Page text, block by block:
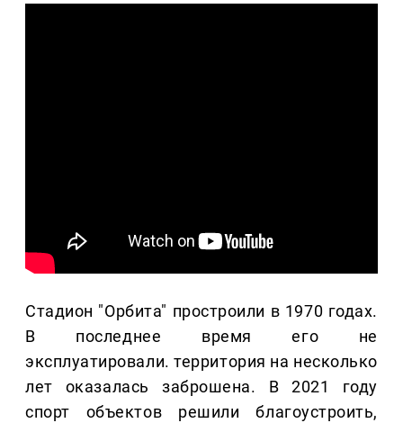
Стадион "Орбита" простроили в 1970 годах.
В последнее время его не
эксплуатировали. территория на несколько
лет оказалась заброшена. В 2021 году
спорт объектов решили благоустроить,